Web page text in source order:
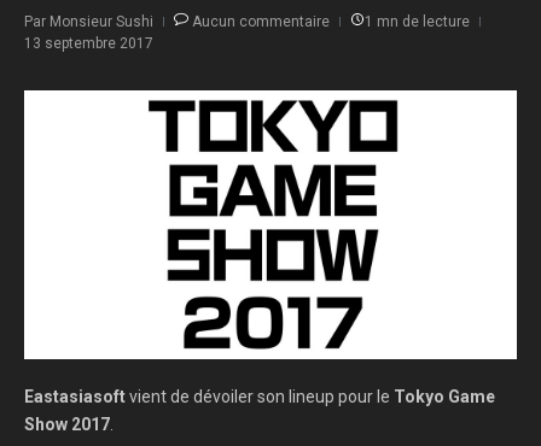
Par Monsieur Sushi Aucun commentaire
1 mn de lecture
13 septembre 2017
Eastasiasoftvient de dévoiler son lineup pour le Tokyo Game
Show 2017.